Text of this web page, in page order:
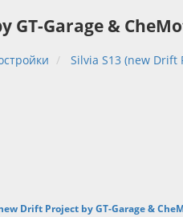
GT-Garage &
Silvia S13 (new Drift
Drift Project by GT-Garage &